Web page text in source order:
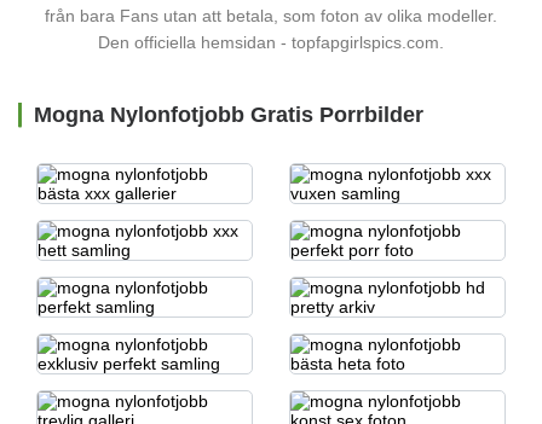
från bara Fans utan att betala, som foton av olika modeller.
Den officiella hemsidan - topfapgirlspics.com.
Mogna Nylonfotjobb Gratis Porrbilder